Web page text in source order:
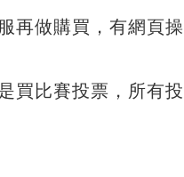
再做購買，有網頁
買比賽投票，所有